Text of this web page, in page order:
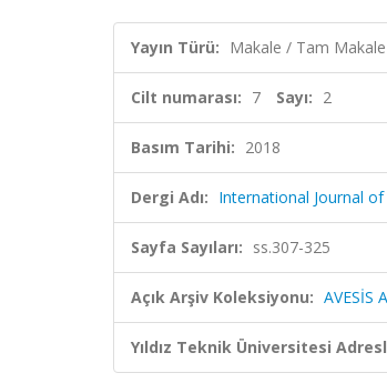
Yayın Türü: Makale / Tam Makale
Cilt numarası: 7 Sayı: 2
Basım Tarihi: 2018
Dergi Adı: International Journal of
Sayfa Sayıları: ss.307-325
Açık Arşiv Koleksiyonu: AVESİS
Yıldız Teknik Üniversitesi